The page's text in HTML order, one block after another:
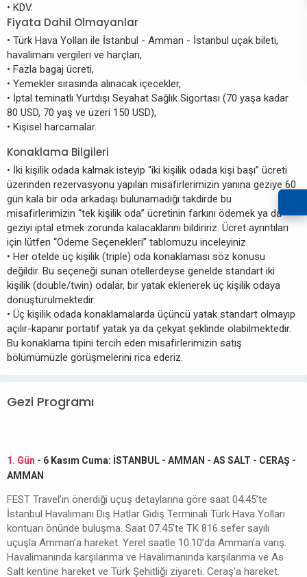
• KDV.
Fiyata Dahil Olmayanlar
• Türk Hava Yolları ile İstanbul - Amman - İstanbul uçak bileti,
havalimanı vergileri ve harçları,
• Fazla bagaj ücreti,
• Yemekler sırasında alınacak içecekler,
• İptal teminatlı Yurtdışı Seyahat Sağlık Sigortası (70 yaşa kadar
80 USD, 70 yaş ve üzeri 150 USD),
• Kişisel harcamalar.
Konaklama Bilgileri
• İki kişilik odada kalmak isteyip “iki kişilik odada kişi başı” ücreti
üzerinden rezervasyonu yapılan misafirlerimizin yanına geziye 60
gün kala bir oda arkadaşı bulunamadığı takdirde bu
misafirlerimizin “tek kişilik oda” ücretinin farkını ödemek ya da
geziyi iptal etmek zorunda kalacaklarını bildiririz. Ücret ayrıntıları
için lütfen “Ödeme Seçenekleri” tablomuzu inceleyiniz.
• Her otelde üç kişilik (triple) oda konaklaması söz konusu
değildir. Bu seçeneği sunan otellerdeyse genelde standart iki
kişilik (double/twin) odalar, bir yatak eklenerek üç kişilik odaya
dönüştürülmektedir.
• Üç kişilik odada konaklamalarda üçüncü yatak standart olmayıp
açılır-kapanır portatif yatak ya da çekyat şeklinde olabilmektedir.
Bu konaklama tipini tercih eden misafirlerimizin satış
bölümümüzle görüşmelerini rica ederiz.
Gezi Programı
1. Gün - 6 Kasım Cuma: İSTANBUL - AMMAN - AS SALT - CERAŞ -
AMMAN
FEST Travel’ın önerdiği uçuş detaylarına göre saat 04.45’te
İstanbul Havalimanı Dış Hatlar Gidiş Terminali Türk Hava Yolları
kontuarı önünde buluşma. Saat 07.45’te TK 816 sefer sayılı
uçuşla Amman’a hareket. Yerel saatle 10.10’da Amman’a varış.
Havalimanında karşılanma ve Havalimanında karşılanma ve As
Salt kentine hareket ve Türk Şehitliği ziyareti. Ceraş’a hareket.